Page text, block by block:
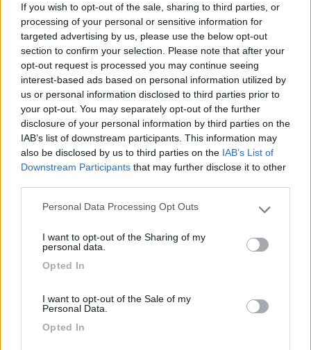
If you wish to opt-out of the sale, sharing to third parties, or
processing of your personal or sensitive information for
targeted advertising by us, please use the below opt-out
section to confirm your selection. Please note that after your
opt-out request is processed you may continue seeing
interest-based ads based on personal information utilized by
us or personal information disclosed to third parties prior to
your opt-out. You may separately opt-out of the further
disclosure of your personal information by third parties on the
IAB’s list of downstream participants. This information may
also be disclosed by us to third parties on the IAB’s List of
Downstream Participants that may further disclose it to other
Please note that this website/app uses one or more Google
not limited to your visit or usage behaviour. You may click to
grant or deny consent to Google and its third-party tags to
use your data for below specified purposes in below Google
Personal Data Processing Opt Outs
I want to opt-out of the Sharing of my
personal data.
Opted In
I want to opt-out of the Sale of my
Personal Data.
Opted In
Riassumendo il prezzo sul vecchio specialmente, varia
moltissimo... Può essere che c'è un leggero aumento... I camper
stanno tornando di moda, soprattutto per gente che decide di
viverci dentro.. Laviratori online etc... E poi soldi per il nuovo, in
questo paese alla deriva ce n'è sempre meno... In Spagna le
immatricolazioni del nuovo stanno invece crescendo molto..
Indice di redditi che aumentano, ma anche di cultura
camperistica che cresce...
In un mondo dove il male è di casa e ha vinto sempre, Dove regna il capitale,
oggi più spietatamente, Riusciranno questo brocco e questo inutile scudiero Al
Potere dare scacco e salvare il mondo intero?
latrofa124
In risposta al messaggio di 10:43:43
Io mi sto occupando solo di anni 90/98 e fascia 3000/9000 euro e mi
perché é lo stesso periodo prima dell estate... Al di la di tutto l anno
scorso ho